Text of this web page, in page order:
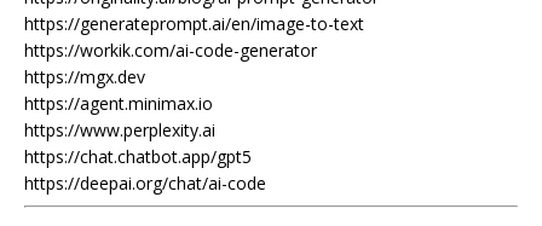
https://generateprompt.ai/en/image-to-text
https://workik.com/ai-code-generator
https://mgx.dev
https://agent.minimax.io
https://www.perplexity.ai
https://chat.chatbot.app/gpt5
https://deepai.org/chat/ai-code